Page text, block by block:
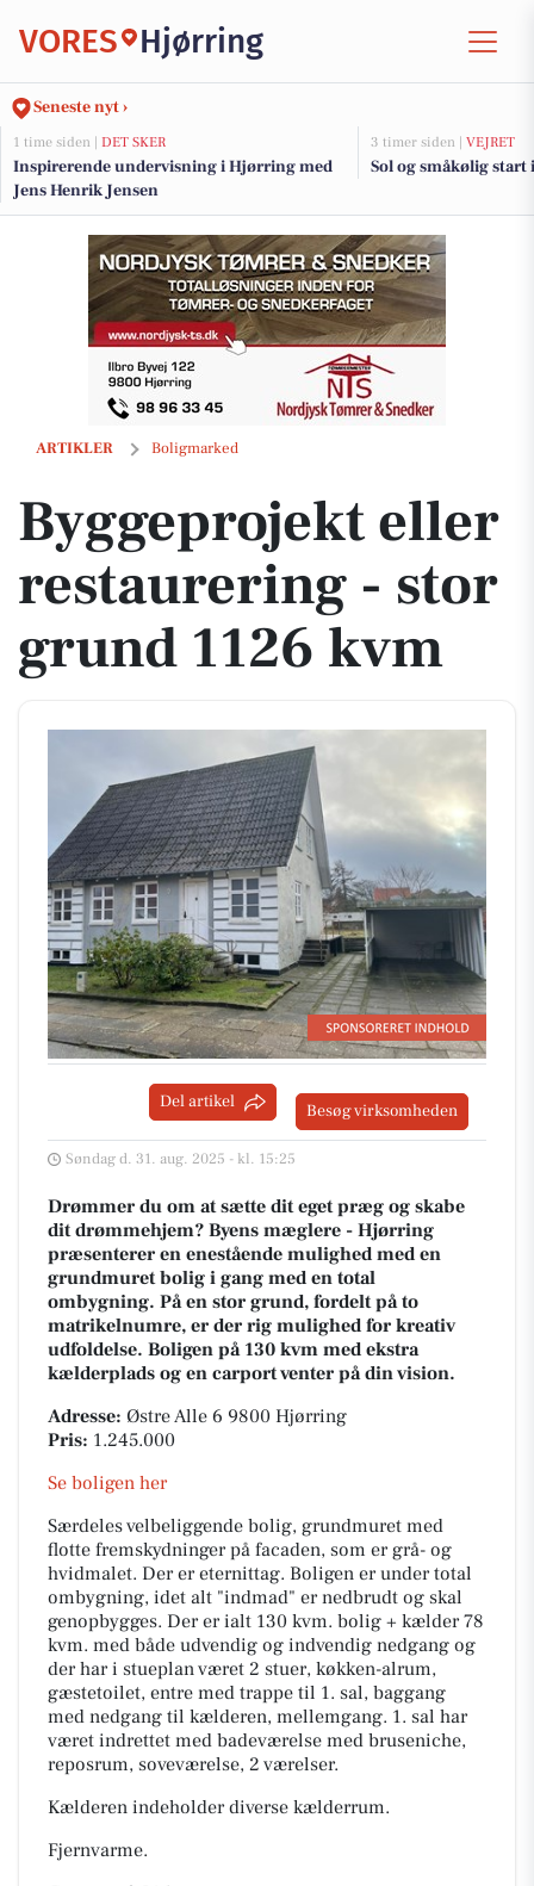
VORES Hjørring
Seneste nyt ›
1 time siden | DET SKER
Inspirerende undervisning i Hjørring med
Jens Henrik Jensen
3 timer siden | VEJRET
Sol og småkølig start
ARTIKLER Boligmarked
Byggeprojekt eller restaurering - stor grund 1126 kvm
Byggeprojekt eller
restaurering - stor
grund 1126 kvm
Del artikel Besøg virksomheden
Søndag d. 31. aug. 2025 - kl. 15:25
Drømmer du om at sætte dit eget præg og skabe
dit drømmehjem? Byens mæglere - Hjørring
præsenterer en enestående mulighed med en
grundmuret bolig i gang med en total
ombygning. På en stor grund, fordelt på to
matrikelnumre, er der rig mulighed for kreativ
udfoldelse. Boligen på 130 kvm med ekstra
kælderplads og en carport venter på din vision.
Adresse: Østre Alle 6 9800 Hjørring
Pris: 1.245.000
Se boligen her
Særdeles velbeliggende bolig, grundmuret med
flotte fremskydninger på facaden, som er grå- og
hvidmalet. Der er eternittag. Boligen er under total
ombygning, idet alt "indmad" er nedbrudt og skal
genopbygges. Der er ialt 130 kvm. bolig + kælder 78
kvm. med både udvendig og indvendig nedgang og
der har i stueplan været 2 stuer, køkken-alrum,
gæstetoilet, entre med trappe til 1. sal, baggang
med nedgang til kælderen, mellemgang. 1. sal har
været indrettet med badeværelse med bruseniche,
reposrum, soveværelse, 2 værelser.
Kælderen indeholder diverse kælderrum.
Fjernvarme.